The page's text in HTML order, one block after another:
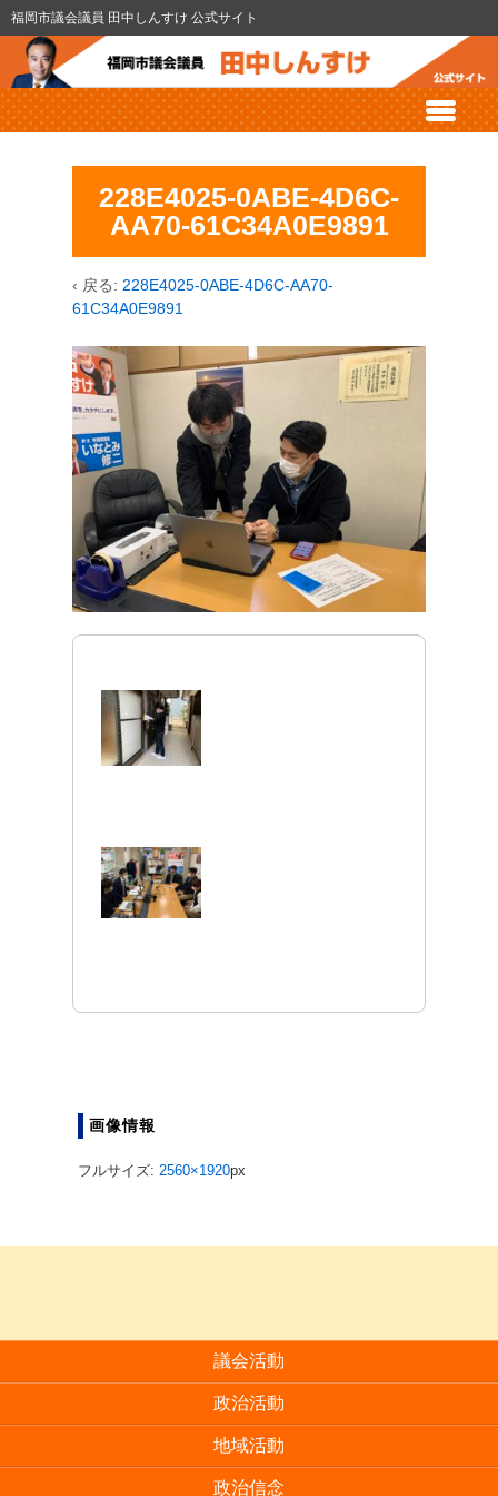
福岡市議会議員 田中しんすけ 公式サイト
228E4025-0ABE-4D6C-
AA70-61C34A0E9891
‹ 戻る: 228E4025-0ABE-4D6C-AA70-
61C34A0E9891
画像情報
フルサイズ: 2560×1920px
議会活動
政治活動
地域活動
政治信念